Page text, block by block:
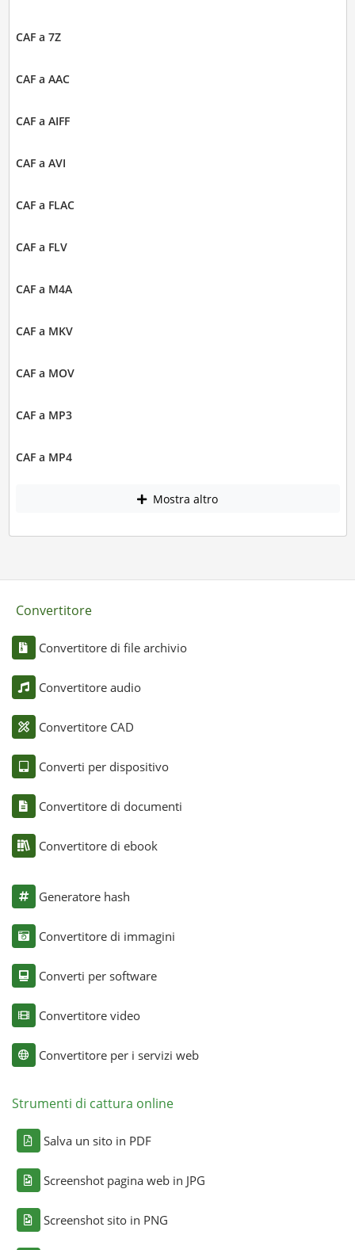
CAF a 7Z
CAF a AAC
CAF a AIFF
CAF a AVI
CAF a FLAC
CAF a FLV
CAF a M4A
CAF a MKV
CAF a MOV
CAF a MP3
CAF a MP4
Mostra altro
Convertitore
Convertitore di file archivio
Convertitore audio
Convertitore CAD
Converti per dispositivo
Convertitore di documenti
Convertitore di ebook
Generatore hash
Convertitore di immagini
Converti per software
Convertitore video
Convertitore per i servizi web
Strumenti di cattura online
Salva un sito in PDF
Screenshot pagina web in JPG
Screenshot sito in PNG